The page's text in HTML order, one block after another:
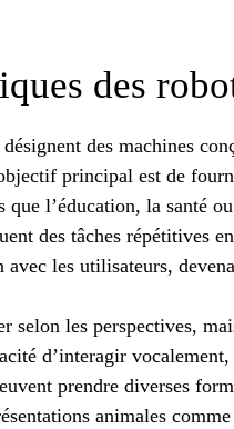
des
désignent des machines
principal est de
l’éducation, la santé
des tâches répétitives
les utilisateurs,
selon les perspectives,
d’interagir
prendre diverses
animales comme